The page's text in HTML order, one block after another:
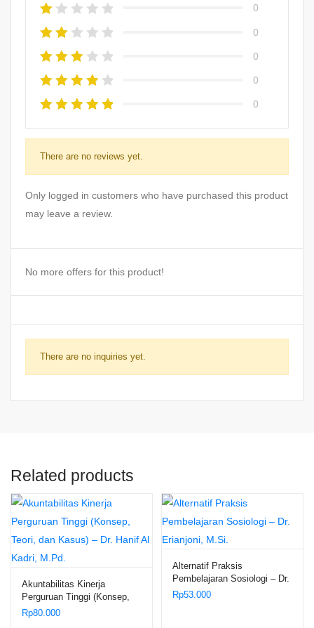
0
0
0
0
0
There are no reviews yet.
Only logged in customers who have purchased this product
may leave a review.
No more offers for this product!
There are no inquiries yet.
Related products
Akuntabilitas Kinerja
Perguruan Tinggi (Konsep,
Teori, dan Kasus) – Dr. Hanif
Rp80.000
Alternatif Praksis
Pembelajaran Sosiologi – Dr.
Erianjoni, M.Si.
Rp53.000